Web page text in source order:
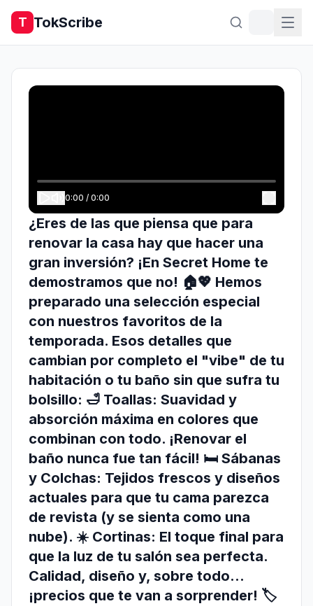
T TokScribe
0:00 / 0:00
¿Eres de las que piensa que para
renovar la casa hay que hacer una
gran inversión? ¡En Secret Home te
demostramos que no! 🏠💖 Hemos
preparado una selección especial
con nuestros favoritos de la
temporada. Esos detalles que
cambian por completo el "vibe" de tu
habitación o tu baño sin que sufra tu
bolsillo: 🛁 Toallas: Suavidad y
absorción máxima en colores que
combinan con todo. ¡Renovar el
baño nunca fue tan fácil! 🛏️ Sábanas
y Colchas: Tejidos frescos y diseños
actuales para que tu cama parezca
de revista (y se sienta como una
nube). ☀️ Cortinas: El toque final para
que la luz de tu salón sea perfecta.
Calidad, diseño y, sobre todo...
¡precios que te van a sorprender! 🏷️